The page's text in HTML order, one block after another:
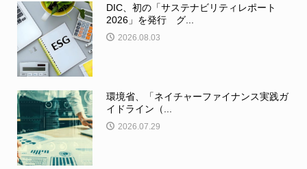
DIC、初の「サステナビリティレポート
2026」を発行 グ...
2026.08.03
環境省、「ネイチャーファイナンス実践ガ
イドライン（...
2026.07.29